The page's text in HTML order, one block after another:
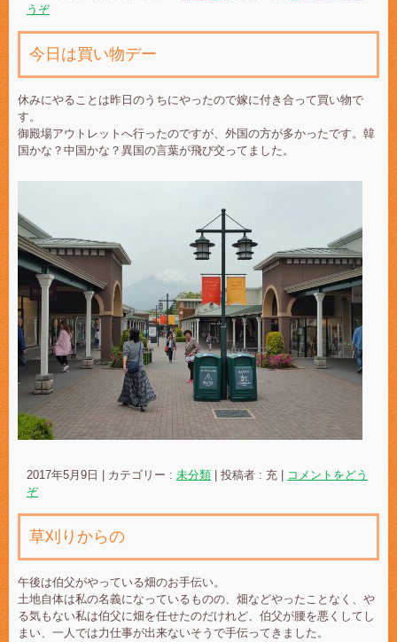
うぞ
今日は買い物デー
休みにやることは昨日のうちにやったので嫁に付き合って買い物で
す。
御殿場アウトレットへ行ったのですが、外国の方が多かったです。韓
国かな？中国かな？異国の言葉が飛び交ってました。
2017年5月9日 カテゴリー : 未分類 投稿者 : 充
コメントをどう
ぞ
草刈りからの
午後は伯父がやっている畑のお手伝い。
土地自体は私の名義になっているものの、畑などやったことなく、や
る気もない私は伯父に畑を任せたのだけれど、伯父が腰を悪くしてし
まい、一人では力仕事が出来ないそうで手伝ってきました。